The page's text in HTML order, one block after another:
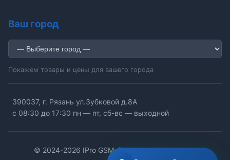
Ваш город
Покажем товары и цены для вашего города
390037, г. Рязань ул.Зубковой д.8А
с 08:30 до 17:30 пн — пт, сб-вс — выходной
© 2024-2026 IPro GSM. Все права защищены.
Узнать цену и наличие
Написать в Telegram